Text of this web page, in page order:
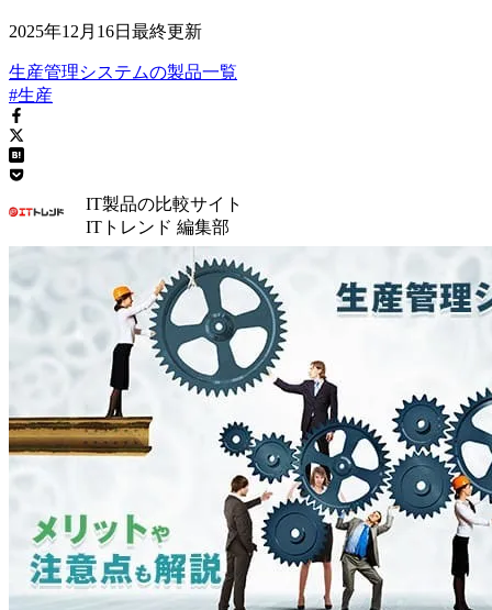
2025年12月16日 最終更新
生産管理システムの製品一覧
#生産
IT製品の比較サイト
ITトレンド 編集部